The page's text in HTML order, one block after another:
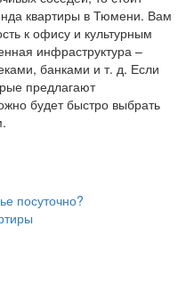
квартиры в Тюмени. Вам
к офису и культурным
инфраструктура –
банками и т. д. Если
предлагают
будет быстро выбрать
посуточно?